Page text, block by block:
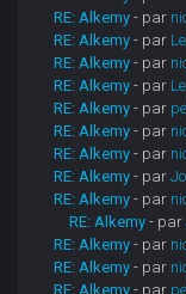
RE: Alkemy - par
RE: Alkemy - par
RE: Alkemy - par
RE: Alkemy - par
RE: Alkemy - par
RE: Alkemy - par
RE: Alkemy - par
RE: Alkemy - par
RE: Alkemy - par
RE: Alkemy - par
RE: Alkemy - par
RE: Alkemy - par
RE: Alkemy - par